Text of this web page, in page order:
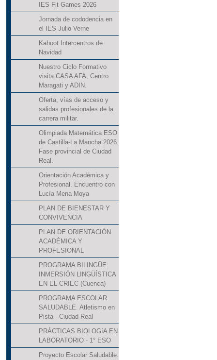
IES Fit Games 2026
Jornada de cododencia en
el IES Julio Verne
Kahoot Intercentros de
Navidad
Nuestro Ciclo Formativo
visita CASA AFA, Centro
Maragati y ADIN.
Oferta, vías de acceso y
salidas profesionales de la
carrera militar.
Olimpiada Matemática ESO
de Castilla-La Mancha 2026.
Fase provincial de Ciudad
Real.
Orientación Académica y
Profesional. Encuentro con
Lucía Mena Moya
PLAN DE BIENESTAR Y
CONVIVENCIA
PLAN DE ORIENTACIÓN
ACADÉMICA Y
PROFESIONAL
PROGRAMA BILINGÜE:
INMERSIÓN LINGÜÍSTICA
EN EL CRIEC (Cuenca)
PROGRAMA ESCOLAR
SALUDABLE. Atletismo en
Pista - Ciudad Real
PRÁCTICAS BIOLOGíA EN
LABORATORIO - 1° ESO
Proyecto Escolar Saludable.